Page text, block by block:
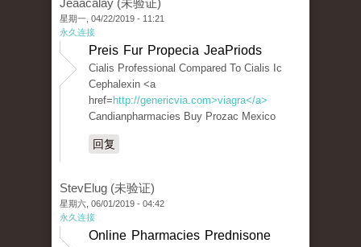
Jeaacalay (未验证)
星期一, 04/22/2019 - 11:21
永久连接
Preis Fur Propecia JeaPriods
Cialis Professional Compared To Cialis Ic
Cephalexin <a
href= http://genericvia.com>viagra</a>
Candianpharmacies Buy Prozac Mexico
回复
StevElug (未验证)
星期六, 06/01/2019 - 04:42
永久连接
Online Pharmacies Prednisone